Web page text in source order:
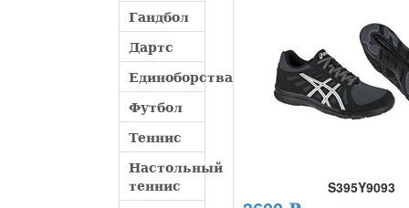
Гандбол
Дартс
Единоборства
Футбол
Теннис
Настольный
теннис
S395Y9093